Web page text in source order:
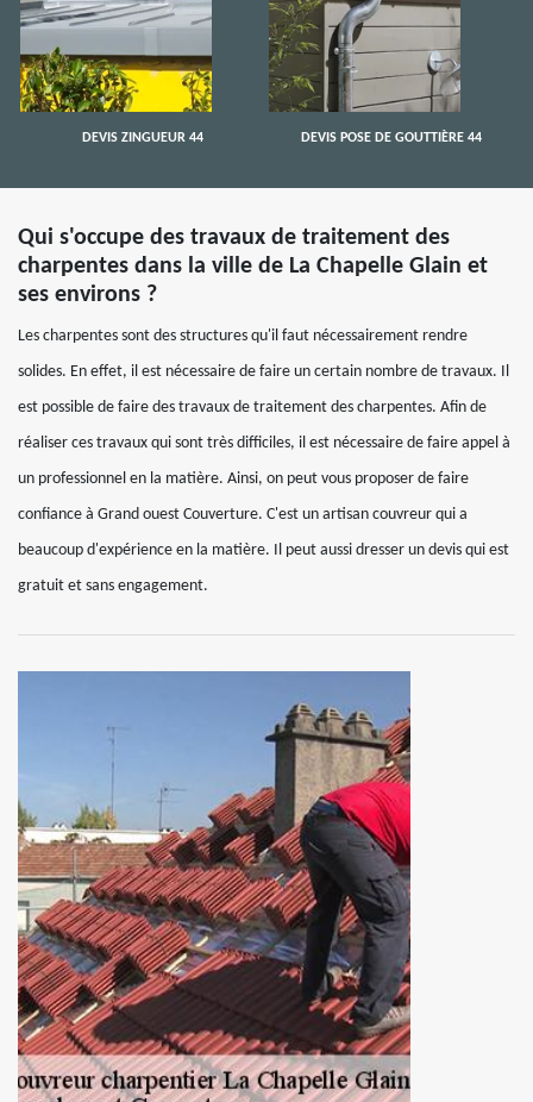
DEVIS ZINGUEUR 44 DEVIS POSE DE GOUTTIÈRE 44
Qui s'occupe des travaux de traitement des
charpentes dans la ville de La Chapelle Glain et
ses environs ?
Les charpentes sont des structures qu'il faut nécessairement rendre
solides. En effet, il est nécessaire de faire un certain nombre de travaux. Il
est possible de faire des travaux de traitement des charpentes. Afin de
réaliser ces travaux qui sont très difficiles, il est nécessaire de faire appel à
un professionnel en la matière. Ainsi, on peut vous proposer de faire
confiance à Grand ouest Couverture. C'est un artisan couvreur qui a
beaucoup d'expérience en la matière. Il peut aussi dresser un devis qui est
gratuit et sans engagement.